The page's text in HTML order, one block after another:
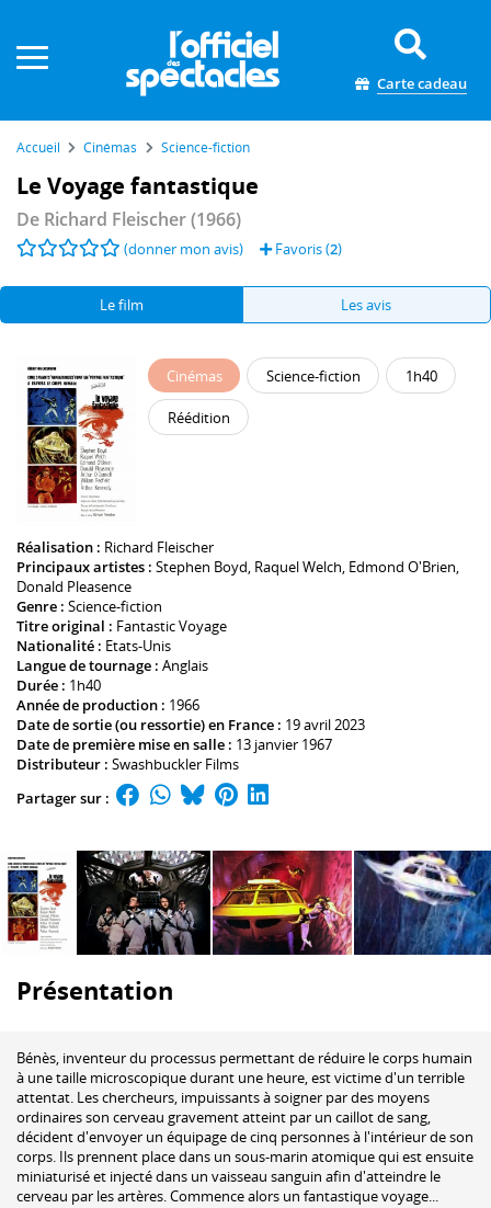
Carte cadeau
Accueil Cinémas Science-fiction
Le Voyage fantastique
De Richard Fleischer(1966)
(donner mon avis) Favoris (2)
Le film Les avis
Cinémas Science-fiction 1h40
Réédition
Réalisation : Richard Fleischer
Principaux artistes : Stephen Boyd, Raquel Welch, Edmond O'Brien,
Donald Pleasence
Genre : Science-fiction
Titre original : Fantastic Voyage
Nationalité : Etats-Unis
Langue de tournage : Anglais
Durée : 1h40
Année de production : 1966
Date de sortie (ou ressortie) en France : 19 avril 2023
Date de première mise en salle : 13 janvier 1967
Distributeur : Swashbuckler Films
Partager sur :
Présentation
Bénès, inventeur du processus permettant de réduire le corps humain
à une taille microscopique durant une heure, est victime d'un terrible
attentat. Les chercheurs, impuissants à soigner par des moyens
ordinaires son cerveau gravement atteint par un caillot de sang,
décident d'envoyer un équipage de cinq personnes à l'intérieur de son
corps. Ils prennent place dans un sous-marin atomique qui est ensuite
miniaturisé et injecté dans un vaisseau sanguin afin d'atteindre le
cerveau par les artères. Commence alors un fantastique voyage...